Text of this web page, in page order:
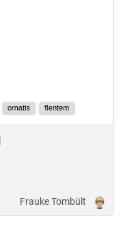
Frauke Tombült